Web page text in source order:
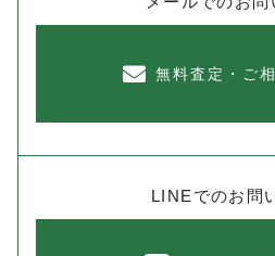
無料査定・ご
LINEでのお問